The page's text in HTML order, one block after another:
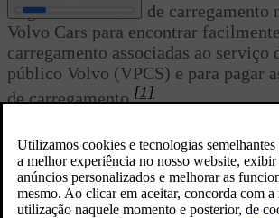
Registe uma conta de carregamento
Volvo Cars para encontrar
carregamento associadas ao serviço
público Volvo (VPCS) e para pagar
de carregamento.[1]
A aplicação móvel necessita de ser
automóvel para que possa registar a conta de
Emparelhar a aplicação Volvo Cars com o